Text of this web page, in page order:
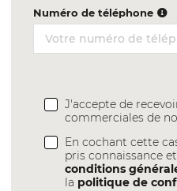
Numéro de téléphone
J'accepte de
commerciales de
En cochant cette
pris connaissance
conditions
la politique de